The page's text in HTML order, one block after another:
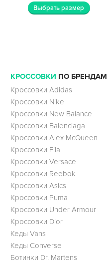
Выбрать размер
КРОССОВКИ ПО БРЕНДАМ
Кроссовки Adidas
Кроссовки Nike
Кроссовки New Balance
Кроссовки Balenciaga
Кроссовки Alex McQueen
Кроссовки Fila
Кроссовки Versace
Кроссовки Reebok
Кроссовки Asics
Кроссовки Puma
Кроссовки Under Armour
Кроссовки Dior
Кеды Vans
Кеды Converse
Ботинки Dr. Martens